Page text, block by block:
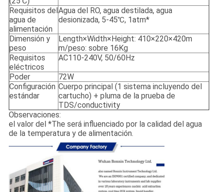
Requisitos del
agua de
alimentación
Agua del RO, agua destilada, agua
desionizada, 5-45℃, 1atm*
Dimensión y
peso
Length×Width×Height: 410×220×420m
m/peso: sobre 16Kg
Requisitos
eléctricos
AC110-240V, 50/60Hz
Poder
72W
Configuración
estándar
Cuerpo principal (1 sistema incluyendo del
cartucho) + pluma de la prueba de
TDS/conductivity
Observaciones:
el valor del *The será influenciado por la calidad del agua
de la temperatura y de alimentación.